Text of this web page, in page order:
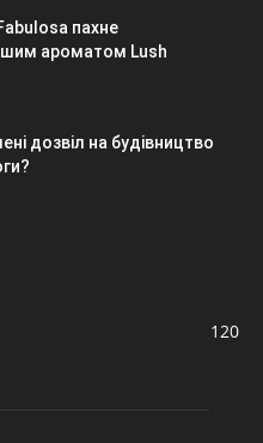
пахне
ароматом Lush
дозвіл на будівництво
120